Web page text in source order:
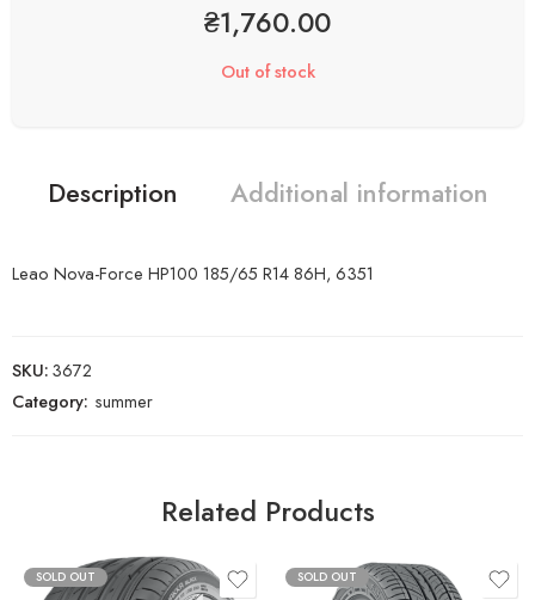
₴1,760.00
Out of stock
Description Additional information
Leao Nova-Force HP100 185/65 R14 86H, 6351
SKU:3672
Category: summer
Related Products
SOLD OUT SOLD OUT